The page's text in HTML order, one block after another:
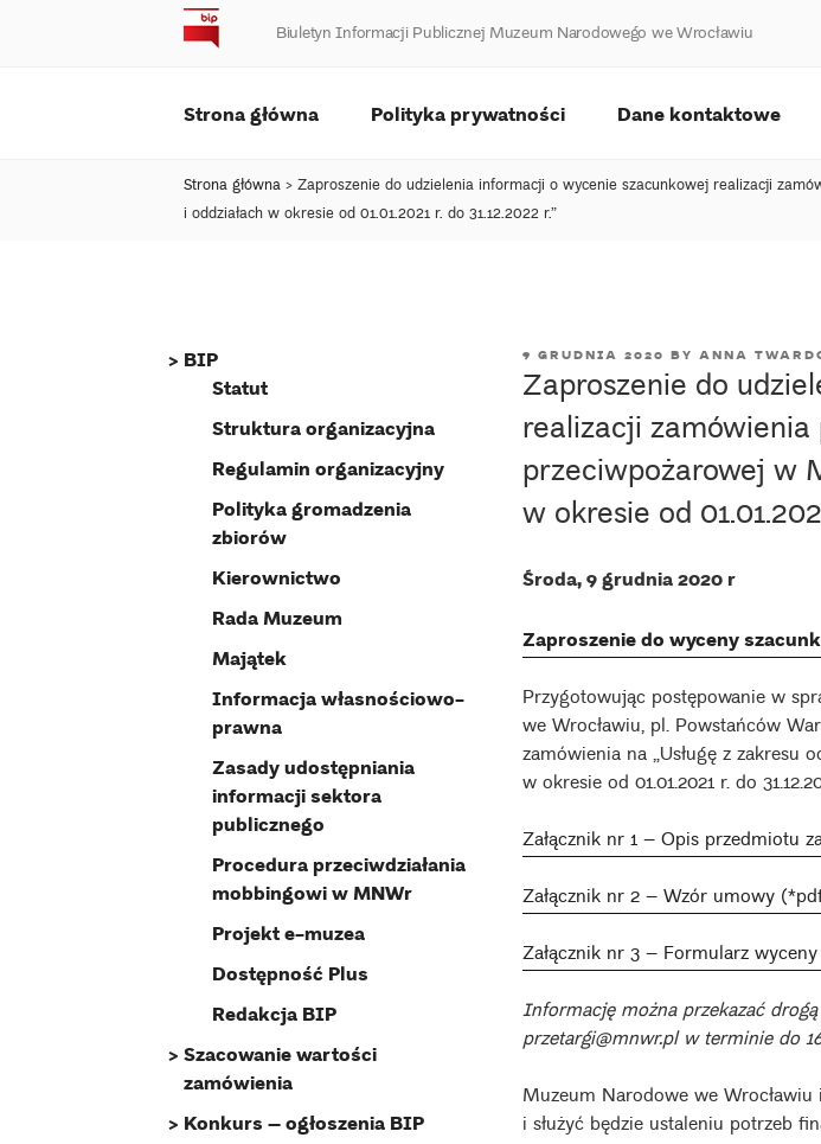
Biuletyn Informacji Publicznej Muzeum Narodowego we Wrocławiu
Strona główna Polityka prywatności Dane kontaktowe
Strona główna>Zaproszenie do udzielenia informacji o wycenie szacunkowej realizacji
i oddziałach w okresie od 01.01.2021 r. do 31.12.2022 r.”
POSTED
ON
9 GRUDNIA 2020 BY ANNA
Zaproszenie do
realizacji zamówienia
przeciwpożarowej w
w okresie od
Środa, 9 grudnia 2020 r
Zaproszenie do wyceny
Przygotowując postępowanie w
we Wrocławiu, pl. Powstańców
zamówienia na „Usługę z
w okresie od 01.01.2021 r. do
Załącznik nr 1 – Opis
Załącznik nr 2 – Wzór umowy
Załącznik nr 3 – Formularz
Informację można przekazać
przetargi@mnwr.pl w terminie do
Muzeum Narodowe we
i służyć będzie ustaleniu potrzeb
BIP
Statut
Struktura organizacyjna
Regulamin organizacyjny
Polityka gromadzenia
zbiorów
Kierownictwo
Rada Muzeum
Majątek
Informacja własnościowo-
prawna
Zasady udostępniania
informacji sektora
publicznego
Procedura przeciwdziałania
mobbingowi w MNWr
Projekt e-muzea
Dostępność Plus
Redakcja BIP
Szacowanie wartości
zamówienia
Konkurs – ogłoszenia BIP